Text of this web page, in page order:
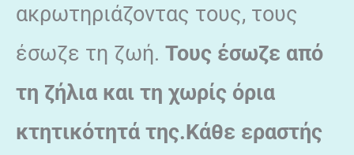
ακρωτηριάζοντας τους, τους
έσωζε τη ζωή. Τους έσωζε από
τη ζήλια και τη χωρίς όρια
κτητικότητά της.Κάθε εραστής